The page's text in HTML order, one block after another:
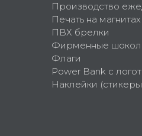
Производство
Печать на магнитах
ПВХ брелки
Фирменные
Флаги
Power Bank с
Наклейки